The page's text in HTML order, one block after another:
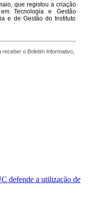
que registou a criação
Tecnologia e Gestão
e de Gestão do Instituto
o Boletim Informativo,
defende a utilização de